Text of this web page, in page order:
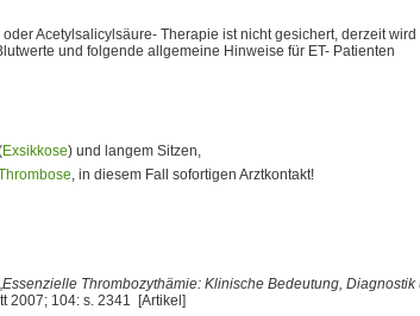
Acetylsalicylsäure- Therapie ist nicht gesichert, derzeit wird
und folgende allgemeine Hinweise für ET- Patienten
Exsikkose) und langem Sitzen,
, in diesem Fall sofortigen Arztkontakt!
Essenzielle Thrombozythämie: Klinische Bedeutung, Diagnostik
2007; 104: s. 2341 [Artikel]